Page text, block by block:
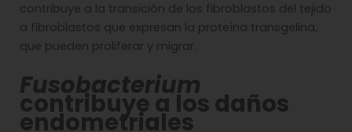
contribuye a la transición de los fibroblastos del tejido
a fibroblastos que expresan la proteína transgelina,
que pueden proliferar y migrar.
Fusobacterium
contribuye a los daños
endometriales